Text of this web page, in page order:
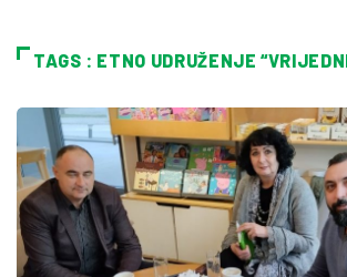
TAGS : ETNO UDRUŽENJE